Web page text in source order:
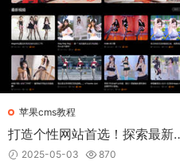
苹果cms教程
打造个性网站首选！探索最新
果CMS模板趋势
2025-05-03 870